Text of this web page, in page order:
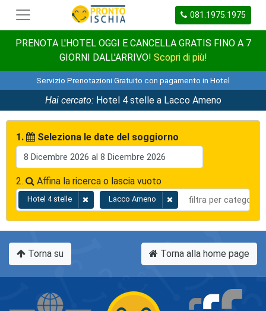
081.1975.1975
PRENOTA L'HOTEL OGGI E CANCELLA GRATIS FINO A 7
GIORNI DALL'ARRIVO! Scopri di più!
Servizio Prenotazioni Gratuito con pagamento in Hotel
Hai cercato:Hotel 4 stelle a Lacco Ameno
1. Seleziona le date del soggiorno
2. Affina la ricerca o lascia vuoto
Hotel 4 stelle Lacco Ameno
Torna su Torna alla home page